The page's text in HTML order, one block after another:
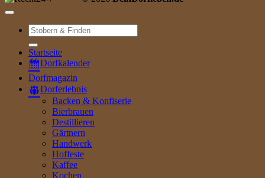
Suche
nach:
Startseite
Dorfkalender
Dorfmagazin
Dorferlebnis
Backen & Konfiserie
Bierbrauen
Destillieren
Gärtnern
Handwerk
Hoffeste
Kaffee
Kochen